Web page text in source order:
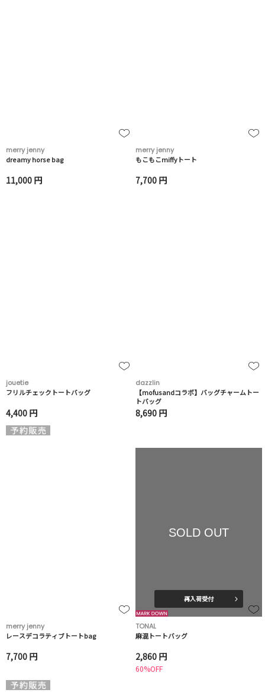
merry jenny
dreamy horse bag
11,000 円
merry jenny
もこもこmiffyトート
7,700 円
jouetie
フリルチェックトートバッグ
4,400 円
dazzlin
【mofusandコラボ】バッグチャームトー
トバッグ
8,690 円
merry jenny
レースデコラティブトートbag
7,700 円
SOLD OUT
再入荷受付
TONAL
麻混トートバッグ
2,860 円
60%OFF